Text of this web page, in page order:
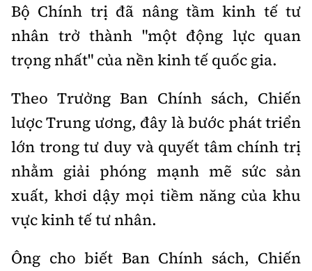
Bộ Chính trị đã nâng tầm kinh tế tư
nhân trở thành "một động lực quan
trọng nhất" của nền kinh tế quốc gia.
Theo Trưởng Ban Chính sách, Chiến
lược Trung ương, đây là bước phát triển
lớn trong tư duy và quyết tâm chính trị
nhằm giải phóng mạnh mẽ sức sản
xuất, khơi dậy mọi tiềm năng của khu
vực kinh tế tư nhân.
Ông cho biết Ban Chính sách, Chiến